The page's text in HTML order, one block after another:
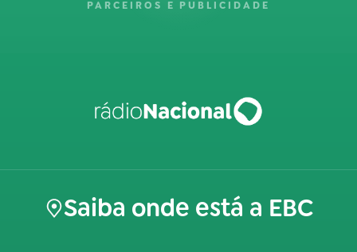
PARCEIROS E PUBLICIDADE
Saiba onde está a EBC